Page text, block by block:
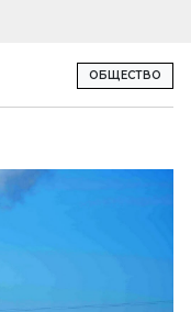
ОБЩЕСТВО